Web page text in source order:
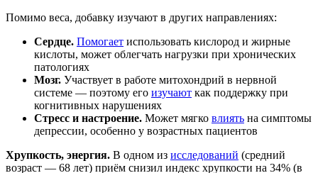
Помимо веса, добавку изучают в других направлениях:
Сердце. Помогает использовать кислород и жирные
кислоты, может облегчать нагрузки при хронических
патологиях
Мозг. Участвует в работе митохондрий в нервной
системе — поэтому его изучают как поддержку при
когнитивных нарушениях
Стресс и настроение. Может мягко влиять на симптомы
депрессии, особенно у возрастных пациентов
Хрупкость, энергия. В одном из исследований (средний
возраст — 68 лет) приём снизил индекс хрупкости на 34% (в